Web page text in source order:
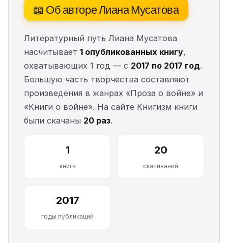
📖 Об авторе Лиана Мусатова
Литературный путь Лиана Мусатова
насчитывает 1 опубликованных книгу,
охватывающих 1 год — с 2017 по 2017 год.
Большую часть творчества составляют
произведения в жанрах «Проза о войне» и
«Книги о войне». На сайте Книгизм книги
были скачаны 20 раз.
1
книга
20
скачиваний
2017
годы публикаций